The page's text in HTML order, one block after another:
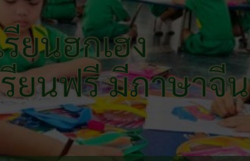
รียนฮกเฮง
รียนฟรี มีภาษาจีน